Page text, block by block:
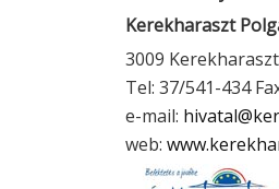
Kerekharaszt
3009
Tel: 37/541-434
e-mail:
web: